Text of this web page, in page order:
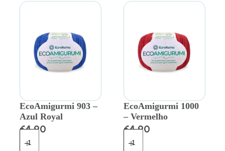
EcoAmigurmi 903 –
Azul Royal
€4.90
EcoAmigurmi 1000
– Vermelho
€4.90